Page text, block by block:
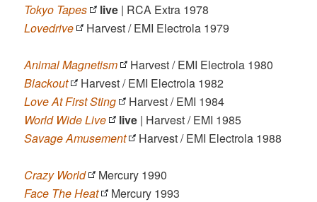
Tokyo Tapes
live | RCA Extra 1978
Lovedrive
Harvest / EMI Electrola 1979
Animal Magnetism
Harvest / EMI Electrola 1980
Blackout
Harvest / EMI Electrola 1982
Love At First Sting
Harvest / EMI 1984
World Wide Live
live | Harvest / EMI 1985
Savage Amusement
Harvest / EMI Electrola 1988
Crazy World
Mercury 1990
Face The Heat
Mercury 1993